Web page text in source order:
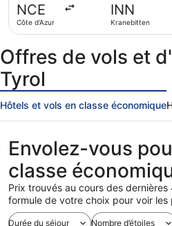
NCE
Côte d'Azur
INN
Kranebitten
Offres de vols et
Tyrol
Hôtels et vols en classe économique
Envolez-vous
classe
Prix trouvés au cours des
formule de votre choix pour voir les
Durée du séjour Nombre d’étoiles